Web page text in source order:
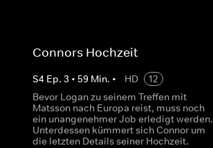
Connors Hochzeit
S4 Ep. 3 • 59Min. • HD
12
Bevor Logan zu seinem Treffen mit
Matsson nach Europa reist, muss noch
ein unangenehmer Job erledigt werden.
Unterdessen kümmert sich Connor um
die letzten Details seiner Hochzeit.